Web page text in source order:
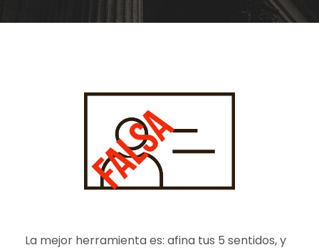
La mejor herramienta es: afina tus 5 sentidos, y